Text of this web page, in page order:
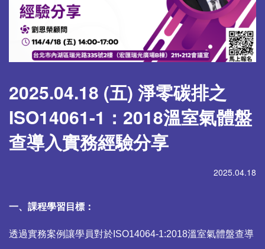
2025.04.18 (五) 淨零碳排之
ISO14061-1：2018溫室氣體盤
查導入實務經驗分享
2025.04.18
一、課程學習目標：
透過實務案例讓學員對於ISO14064-1:2018溫室氣體盤查導